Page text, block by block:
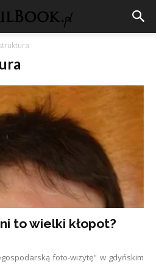
to wielki kłopot?
foto-wizytę" w gdyńskim